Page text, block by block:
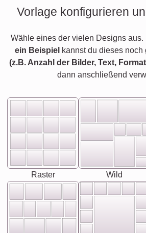
Vorlage konfigurieren
Wähle eines der vielen Designs aus.
ein Beispiel kannst du dieses noch
(z.B. Anzahl der Bilder, Text,
dann anschließend
Raster Wild